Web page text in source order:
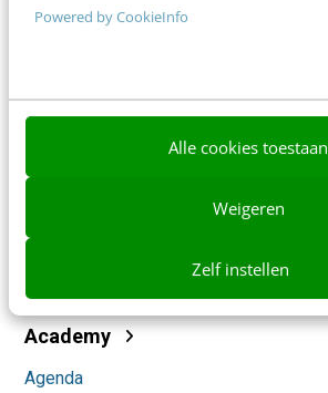
Powered by CookieInfo
Alle cookies toestaan
Weigeren
Zelf instellen
AI & Tech
Klantcontact & CX
Themanieuwsbrieven
Academy
Agenda